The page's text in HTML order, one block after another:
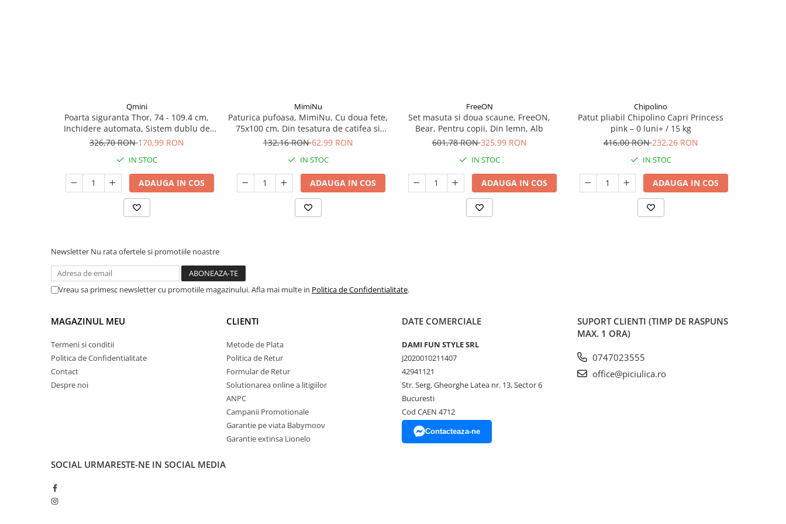
Qmini
Poarta siguranta Thor, 74 - 109.4 cm,
Inchidere automata, Sistem dublu de
blocare, Otel
326,70 RON170,99 RON
IN STOC
ADAUGA IN COS
MimiNu
Paturica pufoasa, MimiNu, Cu doua fete,
75x100 cm, Din tesatura de catifea si
bumbac, Little Ballerina Pink
132,16 RON62,99 RON
IN STOC
ADAUGA IN COS
FreeON
Set masuta si doua scaune, FreeON,
Bear, Pentru copii, Din lemn, Alb
601,78 RON325,99 RON
IN STOC
ADAUGA IN COS
Chipolino
Patut pliabil Chipolino Capri Princess
pink – 0 luni+ / 15 kg
416,00 RON232,26 RON
IN STOC
ADAUGA IN COS
Newsletter Nu rata ofertele si promotiile noastre
Vreau sa primesc newsletter cu promotiile magazinului. Afla mai multe in Politica de Confidentialitate.
MAGAZINUL MEU
Termeni si conditii
Politica de Confidentialitate
Contact
Despre noi
CLIENTI
Metode de Plata
Politica de Retur
Formular de Retur
Solutionarea online a litigiilor
ANPC
Campanii Promotionale
Garantie pe viata Babymoov
Garantie extinsa Lionelo
DATE COMERCIALE
DAMI FUN STYLE SRL
J2020010211407
42941121
Str. Serg. Gheorghe Latea nr. 13, Sector 6
Bucuresti
Cod CAEN 4712
Contacteaza-ne
SUPORT CLIENTI (TIMP DE RASPUNS
MAX. 1 ORA)
0747023555
office@piciulica.ro
SOCIAL URMARESTE-NE IN SOCIAL MEDIA